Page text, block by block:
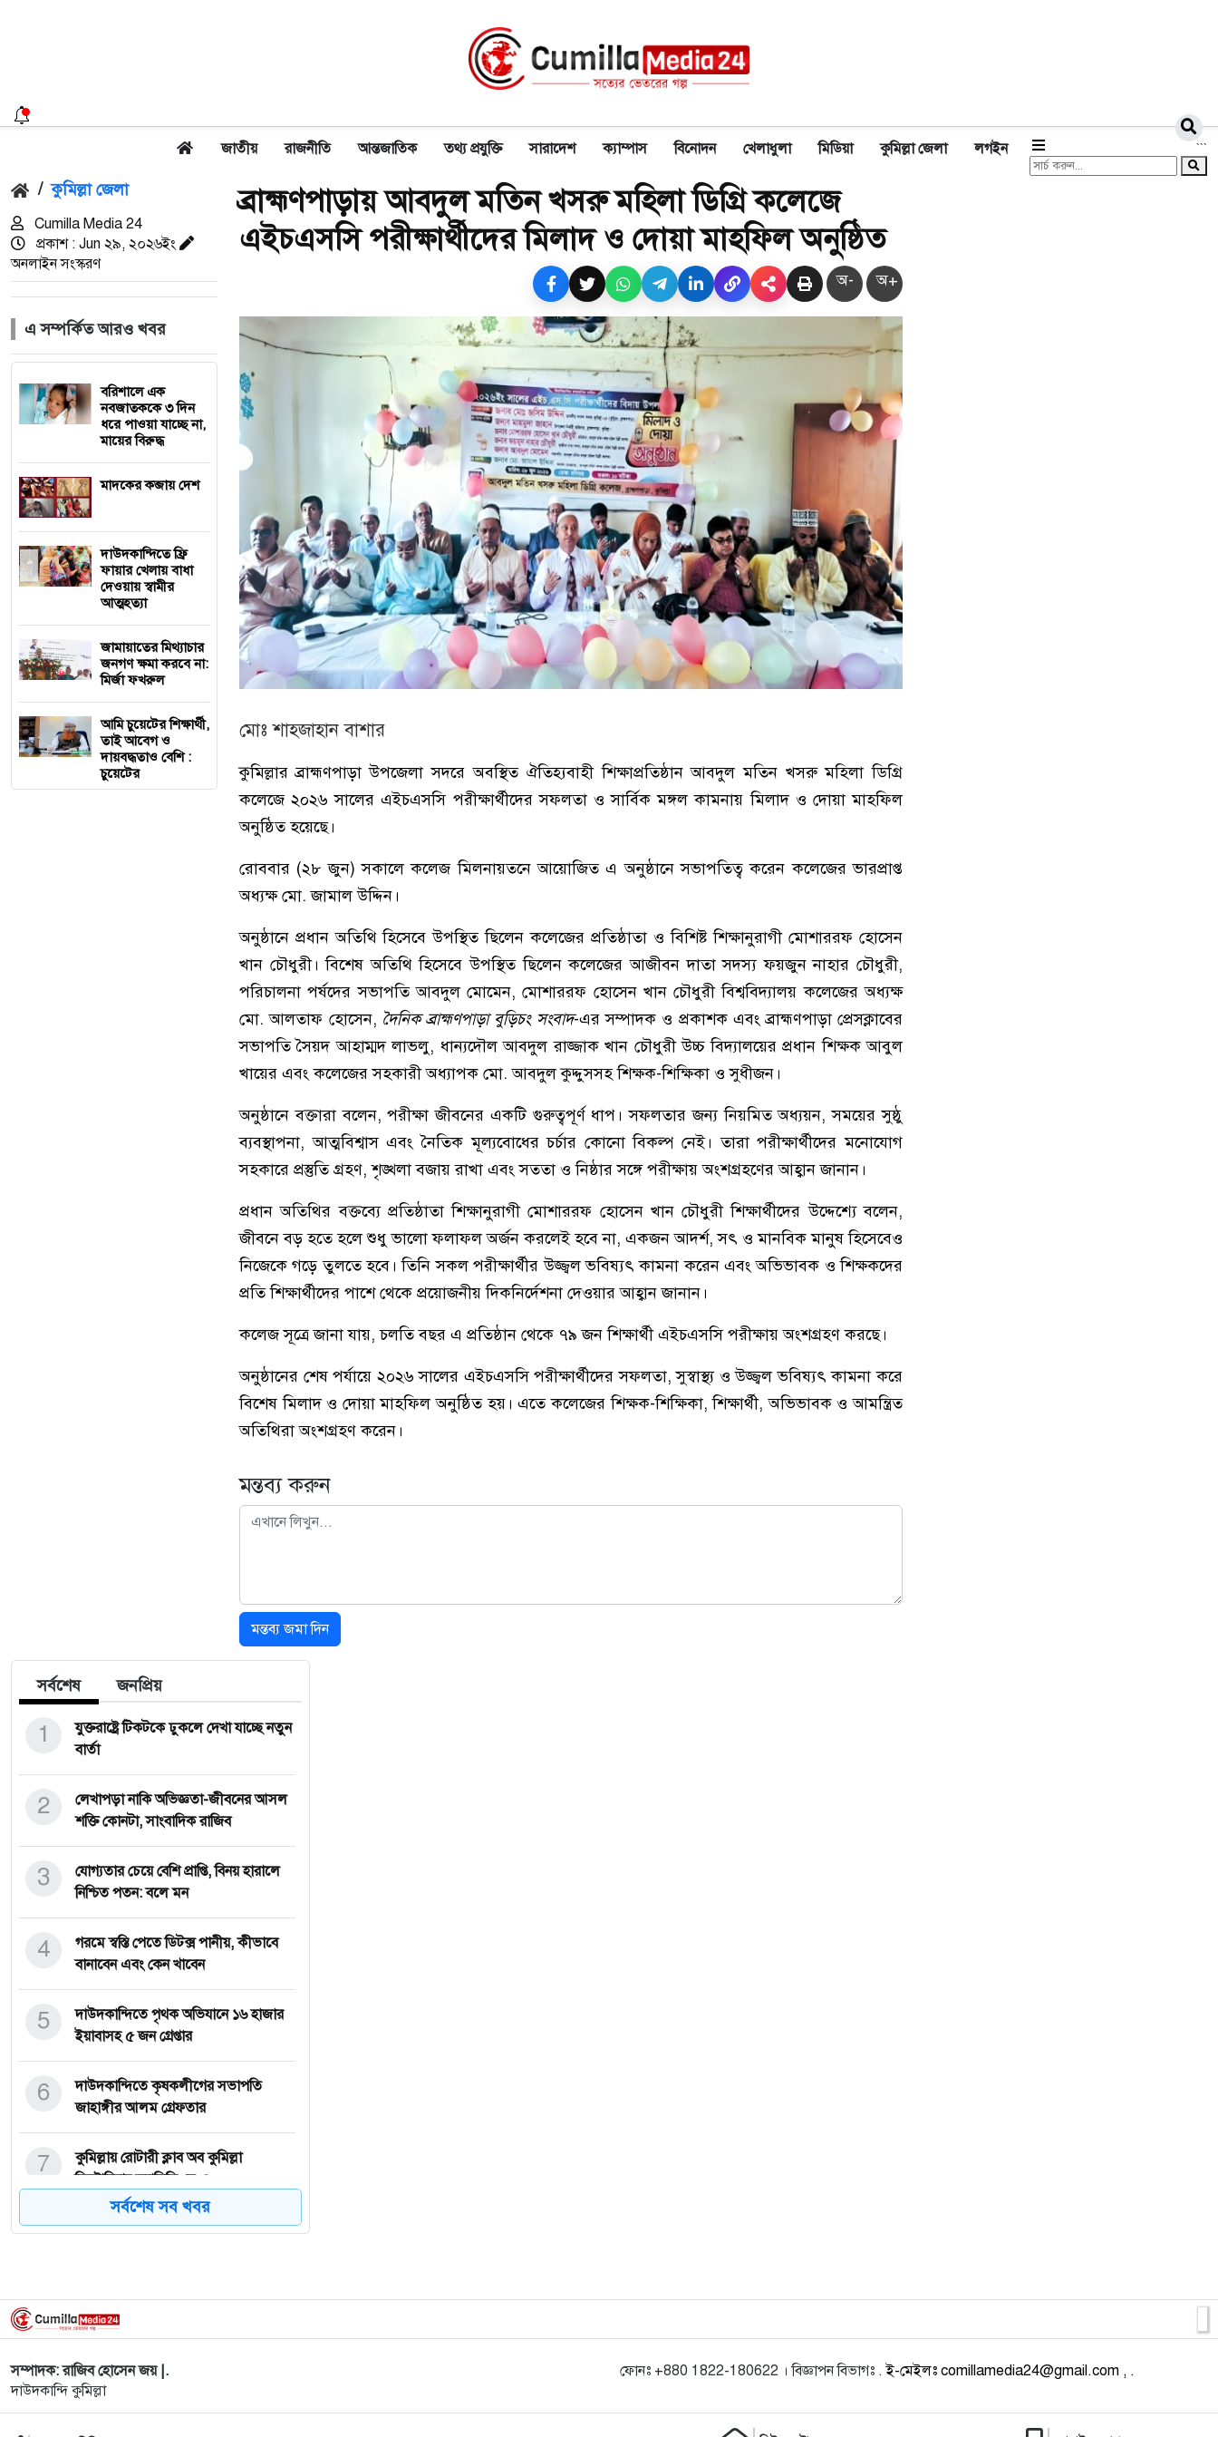
```
জাতীয় রাজনীতি আন্তজাতিক তথ্য প্রযুক্তি সারাদেশ ক্যাম্পাস বিনোদন খেলাধুলা মিডিয়া কুমিল্লা জেলা লগইন
/ কুমিল্লা জেলা
Cumilla Media 24
প্রকাশ : Jun ২৯, ২০২৬ইং
অনলাইন সংস্করণ
এ সম্পর্কিত আরও খবর
বরিশালে এক
নবজাতককে ৩ দিন
ধরে পাওয়া যাচ্ছে না,
মায়ের বিরুদ্ধ
মাদকের কব্জায় দেশ
দাউদকান্দিতে ফ্রি
ফায়ার খেলায় বাধা
দেওয়ায় স্বামীর
আত্মহত্যা
জামায়াতের মিথ্যাচার
জনগণ ক্ষমা করবে না:
মির্জা ফখরুল
আমি চুয়েটের শিক্ষার্থী,
তাই আবেগ ও
দায়বদ্ধতাও বেশি :
চুয়েটের
ব্রাহ্মণপাড়ায় আবদুল মতিন খসরু মহিলা ডিগ্রি কলেজে
এইচএসসি পরীক্ষার্থীদের মিলাদ ও দোয়া মাহফিল অনুষ্ঠিত
অ- অ+
মোঃ শাহজাহান বাশার
কুমিল্লার ব্রাহ্মণপাড়া উপজেলা সদরে অবস্থিত ঐতিহ্যবাহী শিক্ষাপ্রতিষ্ঠানআবদুল মতিন খসরু মহিলা ডিগ্রি
কলেজে২০২৬ সালের এইচএসসি পরীক্ষার্থীদের সফলতা ও সার্বিক মঙ্গল কামনায় মিলাদ ও দোয়া মাহফিল
অনুষ্ঠিত হয়েছে।
রোববার (২৮ জুন) সকালে কলেজ মিলনায়তনে আয়োজিত এ অনুষ্ঠানে সভাপতিত্ব করেন কলেজের ভারপ্রাপ্ত
অধ্যক্ষমো. জামাল উদ্দিন।
অনুষ্ঠানে প্রধান অতিথি হিসেবে উপস্থিত ছিলেন কলেজের প্রতিষ্ঠাতা ও বিশিষ্ট শিক্ষানুরাগীমোশাররফ হোসেন
খান চৌধুরী। বিশেষ অতিথি হিসেবে উপস্থিত ছিলেন কলেজের আজীবন দাতা সদস্যফয়জুন নাহার চৌধুরী,
পরিচালনা পর্ষদের সভাপতিআবদুল মোমেন,মোশাররফ হোসেন খান চৌধুরী বিশ্ববিদ্যালয় কলেজেরঅধ্যক্ষ
মো. আলতাফ হোসেন, দৈনিক ব্রাহ্মণপাড়া বুড়িচং সংবাদ-এর সম্পাদক ও প্রকাশক এবং ব্রাহ্মণপাড়া প্রেসক্লাবের
সভাপতিসৈয়দ আহাম্মদ লাভলু, ধান্যদৌল আবদুল রাজ্জাক খান চৌধুরী উচ্চ বিদ্যালয়ের প্রধান শিক্ষকআবুল
খায়ের এবং কলেজের সহকারী অধ্যাপক মো. আবদুল কুদ্দুসসহ শিক্ষক-শিক্ষিকা ও সুধীজন।
অনুষ্ঠানে বক্তারা বলেন, পরীক্ষা জীবনের একটি গুরুত্বপূর্ণ ধাপ। সফলতার জন্য নিয়মিত অধ্যয়ন, সময়ের সুষ্ঠু
ব্যবস্থাপনা, আত্মবিশ্বাস এবং নৈতিক মূল্যবোধের চর্চার কোনো বিকল্প নেই। তারা পরীক্ষার্থীদের মনোযোগ
সহকারে প্রস্তুতি গ্রহণ, শৃঙ্খলা বজায় রাখা এবং সততা ও নিষ্ঠার সঙ্গে পরীক্ষায় অংশগ্রহণের আহ্বান জানান।
প্রধান অতিথির বক্তব্যে প্রতিষ্ঠাতা শিক্ষানুরাগীমোশাররফ হোসেন খান চৌধুরীশিক্ষার্থীদের উদ্দেশ্যে বলেন,
জীবনে বড় হতে হলে শুধু ভালো ফলাফল অর্জন করলেই হবে না, একজন আদর্শ, সৎ ও মানবিক মানুষ হিসেবেও
নিজেকে গড়ে তুলতে হবে। তিনি সকল পরীক্ষার্থীর উজ্জ্বল ভবিষ্যৎ কামনা করেন এবং অভিভাবক ও শিক্ষকদের
প্রতি শিক্ষার্থীদের পাশে থেকে প্রয়োজনীয় দিকনির্দেশনা দেওয়ার আহ্বান জানান।
কলেজ সূত্রে জানা যায়, চলতি বছর এ প্রতিষ্ঠান থেকে ৭৯ জন শিক্ষার্থীএইচএসসি পরীক্ষায় অংশগ্রহণ করছে।
অনুষ্ঠানের শেষ পর্যায়ে ২০২৬ সালের এইচএসসি পরীক্ষার্থীদের সফলতা, সুস্বাস্থ্য ও উজ্জ্বল ভবিষ্যৎ কামনা করে
বিশেষ মিলাদ ও দোয়া মাহফিল অনুষ্ঠিত হয়। এতে কলেজের শিক্ষক-শিক্ষিকা, শিক্ষার্থী, অভিভাবক ও আমন্ত্রিত
অতিথিরা অংশগ্রহণ করেন।
মন্তব্য করুন
মন্তব্য জমা দিন
সর্বশেষ জনপ্রিয়
যুক্তরাষ্ট্রে টিকটকে ঢুকলে দেখা যাচ্ছে নতুন
বার্তা
1
লেখাপড়া নাকি অভিজ্ঞতা-জীবনের আসল
শক্তি কোনটা, সাংবাদিক রাজিব
2
যোগ্যতার চেয়ে বেশি প্রাপ্তি, বিনয় হারালে
নিশ্চিত পতন: বলে মন
3
গরমে স্বস্তি পেতে ডিটক্স পানীয়, কীভাবে
বানাবেন এবং কেন খাবেন
4
দাউদকান্দিতে পৃথক অভিযানে ১৬ হাজার
ইয়াবাসহ ৫ জন গ্রেপ্তার
5
দাউদকান্দিতে কৃষকলীগের সভাপতি
জাহাঙ্গীর আলম গ্রেফতার
6
কুমিল্লায় রোটারী ক্লাব অব কুমিল্লা
ভিক্টোরিয়ার ফ্যামিলি ডে ও
7
দাউদকান্দিতে ইউনিক বাসে অভিযান, ১৮
8
দাউদকান্দিতে ভয়াবহ সড়ক দুর্ঘটনা: ট্রাক
উল্টে ৭ নিহত, আহত ৬
9
শিক্ষাপ্রতিষ্ঠানে ‘গোপন রাজনীতি’ নিষিদ্ধের
দাবি জানাল ছাত্রদ
10
সর্বশেষ সব খবর
সম্পাদক: রাজিব হোসেন জয় |.
দাউদকান্দি কুমিল্লা
ফোনঃ +880 1822-180622 । বিজ্ঞাপন বিভাগঃ .ই-মেইলঃ comillamedia24@gmail.com , .